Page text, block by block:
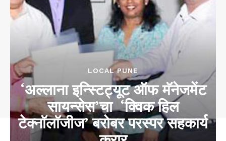
LOCAL PUNE
‘अल्लाना इन्स्टिट्यूट ऑफ मॅनेजमेंट
सायन्सेस’चा ​ ‘क्विक हिल
टेक्नॉलॉजीज’ बरोबर परस्पर सहकार्य